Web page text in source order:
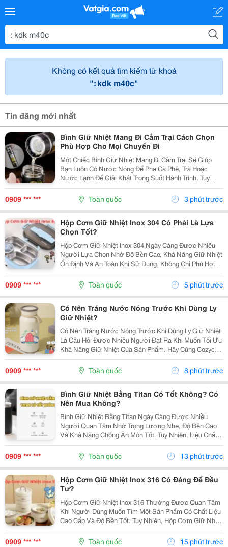
Không có kết quả tìm kiếm từ khoá
": kdk m40c"
Tin đăng mới nhất
Bình Giữ Nhiệt Mang Đi Cắm Trại Cách Chọn
Phù Hợp Cho Mọi Chuyến Đi
Một Chiếc Bình Giữ Nhiệt Mang Đi Cắm Trại Sẽ Giúp
Bạn Luôn Có Nước Nóng Để Pha Cà Phê, Trà Hoặc
Nước Lạnh Để Giải Khát Trong Suốt Hành Trình. Tuy
Nhiên, Không Phải Mẫu Bình Nào Cũng Phù Hợp Với
Các Hoạt Động Ngoài Trời. Để Lựa Chọn Sản Phẩm Đáp
0909 *** *** Toàn quốc 3 phút trước
Hộp Cơm Giữ Nhiệt Inox 304 Có Phải Là Lựa
Chọn Tốt?
Hộp Cơm Giữ Nhiệt Inox 304 Ngày Càng Được Nhiều
Người Lựa Chọn Nhờ Độ Bền Cao, Khả Năng Giữ Nhiệt
Ổn Định Và An Toàn Khi Sử Dụng. Không Chỉ Phù Hợp
Với Người Đi Làm, Sản Phẩm Còn Đáp Ứng Tốt Nhu
Cầu Mang Cơm Đi Học Hay Chuẩn Bị Bữa Ăn Cho Cả
0909 *** *** Toàn quốc 5 phút trước
Có Nên Tráng Nước Nóng Trước Khi Dùng Ly
Giữ Nhiệt?
Có Nên Tráng Nước Nóng Trước Khi Dùng Ly Giữ Nhiệt
Là Câu Hỏi Được Nhiều Người Đặt Ra Khi Muốn Tối Ưu
Khả Năng Giữ Nhiệt Của Sản Phẩm. Hãy Cùng Cozycup
Tìm Hiểu Chi Tiết Trong Bài Viết Dưới Đây Để Sử Dụng
Ly Giữ Nhiệt Hiệu Quả Và Bền Lâu Hơn. 1. Có...
0909 *** *** Toàn quốc 8 phút trước
Bình Giữ Nhiệt Bằng Titan Có Tốt Không? Có
Nên Mua Không?
Bình Giữ Nhiệt Bằng Titan Ngày Càng Được Nhiều
Người Quan Tâm Nhờ Trọng Lượng Nhẹ, Độ Bền Cao
Và Khả Năng Chống Ăn Mòn Tốt. Tuy Nhiên, Liệu Chất
Liệu Titan Có Thực Sự Vượt Trội So Với Inox 304 Hoặc
Inox 316? Bài Viết Dưới Đây Sẽ Giúp Bạn Hiểu Rõ
0909 *** *** Toàn quốc 13 phút trước
Hộp Cơm Giữ Nhiệt Inox 316 Có Đáng Để Đầu
Tư?
Hộp Cơm Giữ Nhiệt Inox 316 Thường Được Quan Tâm
Khi Người Dùng Muốn Tìm Một Sản Phẩm Có Chất Liệu
Cao Cấp Và Độ Bền Tốt. Tuy Nhiên, Hộp Cơm Giữ Nhiệt
Inox 316 Có Thực Sự Cần Thiết Hay Không Còn Phụ
Thuộc Vào Nhu Cầu Sử Dụng Của Mỗi Người. Cùng
0909 *** *** Toàn quốc 15 phút trước